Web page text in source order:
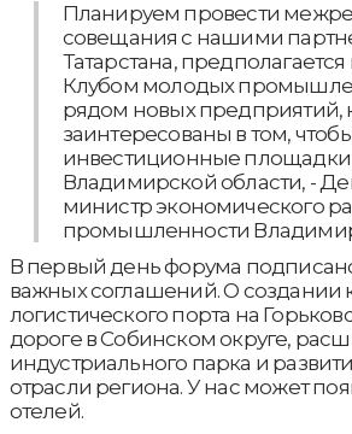
Планируем провести
совещания с нашими
Татарстана, предполагается
Клубом молодых
рядом новых предприятий,
заинтересованы в том,
инвестиционные площадки
Владимирской области, -
министр экономического
промышленности
В первый день форума
важных соглашений. О создании
логистического порта на
дороге в Собинском округе,
индустриального парка и
отрасли региона. У нас может
отелей.